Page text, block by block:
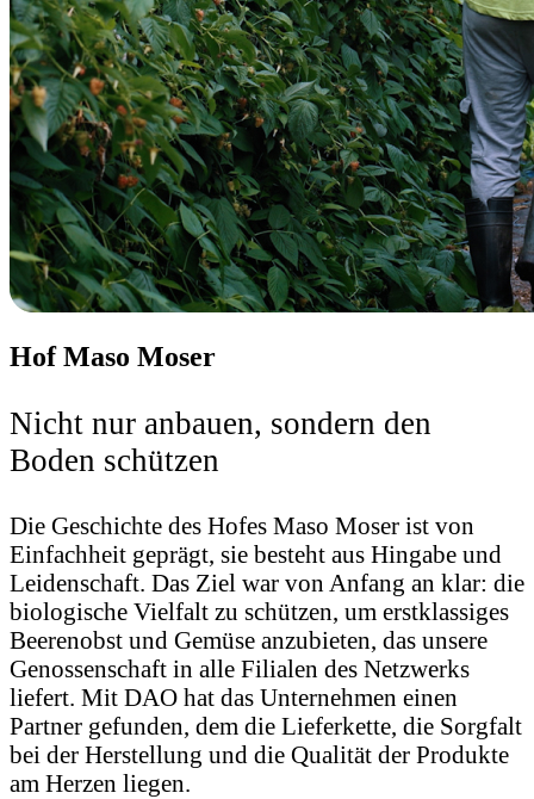
Hof Maso Moser
Nicht nur anbauen, sondern den
Boden schützen
Die Geschichte des Hofes Maso Moser ist von
Einfachheit geprägt, sie besteht aus Hingabe und
Leidenschaft. Das Ziel war von Anfang an klar: die
biologische Vielfalt zu schützen, um erstklassiges
Beerenobst und Gemüse anzubieten, das unsere
Genossenschaft in alle Filialen des Netzwerks
liefert. Mit DAO hat das Unternehmen einen
Partner gefunden, dem die Lieferkette, die Sorgfalt
bei der Herstellung und die Qualität der Produkte
am Herzen liegen.